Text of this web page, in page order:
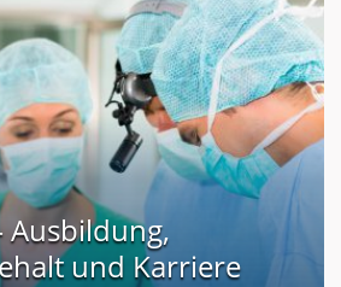
Ausbildung,
und Karriere